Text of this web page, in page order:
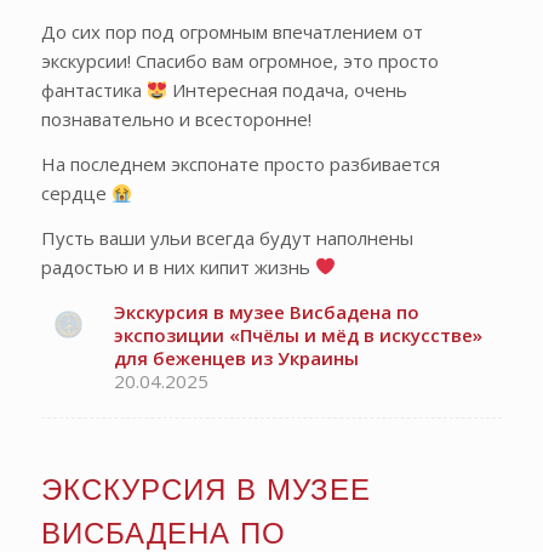
До сих пор под огромным впечатлением от
экскурсии! Спасибо вам огромное, это просто
фантастика
Интересная подача, очень
познавательно и всесторонне!
На последнем экспонате просто разбивается
сердце
Пусть ваши ульи всегда будут наполнены
радостью и в них кипит жизнь
Экскурсия в музее Висбадена по
экспозиции «Пчёлы и мёд в искусстве»
для беженцев из Украины
20.04.2025
ЭКСКУРСИЯ В МУЗЕЕ
ВИСБАДЕНА ПО